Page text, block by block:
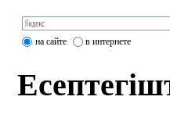
на сайте в интернете